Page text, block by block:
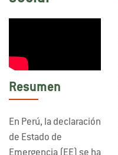
Resumen
En Perú, la declaración
de Estado de